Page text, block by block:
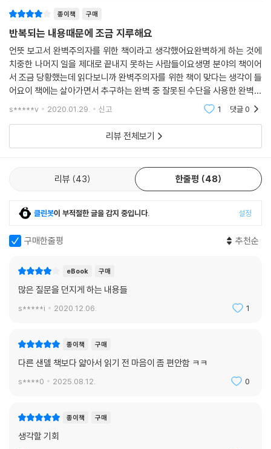
--- p.158~159
드러내고 있다는 점이다. 샌델은 우리가 유전공학 기술로 완벽해지려는 일
부 시도에 불편한 감정을 느끼는 이유는 생명과 재능을 ‘주어진 선물’로 여
기지 않고 정복하고 통제하려는 오만 때문이라고 말한다. 원하는 특징을
지닌 아이를 얻기 위해 부모가 아이의 유전자를 조작하는 것이나, 아직 젊
고 건강한데도 기억력을 더 높이려고 약물을 복용하는 행위는 자신의 본성
을 재창조하여 완벽을 추구하려는 ‘프로메테우스적 열망’이자 ‘우생학적
열망’이라는 것이다.
샌델은 이와 관련해 과잉양육과 성과에 대한 압력을 가하는 극성 부모들에
게도 일침을 가한다. 일부 학부모는 주의력 결핍 및 과잉행동 장애(ADH
D)를 치료하기 위해 개발된 약물을 정상적인 주의력을 가진 수험생 자녀
에게도 처방받아 주는 경우가 있다고 한다. 이러한 약물의 복용은 “세상을
있는 그대로 바라보고 받아들이는 태도가 아니라 모종의 틀을 만들고 거기
에 맞처 자신을 변형하려는 태도가 수반”된다. 그렇다면, 생명공학이 선물
러버릴 때 우리가 잃게 되는 것은 무엇인가?
재능의 우연성을 인정하지 않는다면, 운명이 결정하던 영역이 선택과 노력
강해질 것이다. 따라서 불리한 조건을 가지고 태어난 사람들은 배려 받을
필요가 있다고 여겨지는 대신에 무능하고 노력하지 않는 부적격한 존재로
여겨질 것이다.
화시킨다고 생각하는 이들이 있다. 하지만 진짜 문제는 책임성의 약화가
확대되는 것이다. 우리는 점점 더 운보다는 선택에 많은 무게를 두게 된다.
아이를 위한 적절한 유전적 특성을 선택한 것이나 선택하지 않은 것에 대
득한 것이나 획득하지 못한 것에 대한 책임이 운동선수 자신에게 지워지게
종이책 구매
반복되는 내용때문에 조금 지루해요
언뜻 보고서 완벽주의자를 위한 책이라고 생각했어요완벽하게 하는 것에
치중한 나머지 일을 제대로 끝내지 못하는 사람들이요생명 분야의 책이어
서 조금 당황했는데 읽다보니까 완벽주의자를 위한 책이 맞다는 생각이 들
어요이 책에는 살아가면서 추구하는 완벽 중 잘못된 수단을 사용한 완벽이
제시돼있는 거니까요상황에 따라 다른 판단을 내려야 한다인간은 그 자체
s*****v 2020.01.29. 신고 1 댓글0
리뷰 전체보기
리뷰 43 한줄평 48
클린봇이 부적절한 글을 감지 중입니다. 설정
구매한줄평 추천순
eBook 구매
많은 질문을 던지게 하는 내용들
s*****i 2020.12.06. 1
종이책 구매
다른 샌델 책보다 얇아서 읽기 전 마음이 좀 편안함 ㅋㅋ
s****0 2025.08.12. 0
종이책 구매
생각할 기회